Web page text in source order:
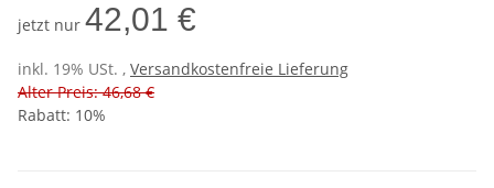
jetzt nur 42,01 €
inkl. 19% USt. , Versandkostenfreie Lieferung
Alter Preis: 46,68 €
Rabatt: 10%